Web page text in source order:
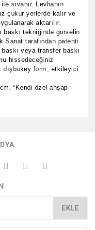
sıvanır. Levhanın
çukur yerlerde kalır ve
aktarılır.
baskı tekniğinde görselin
Sanat tarafından patenti
veya transfer baskı
hissedeceğiniz
dışbükey form, etkileyici
*Kendi özel ahşap
EKLE